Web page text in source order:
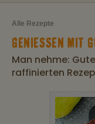
Alle Rezepte
GENIESSEN MIT
Man nehme:
raffinierten